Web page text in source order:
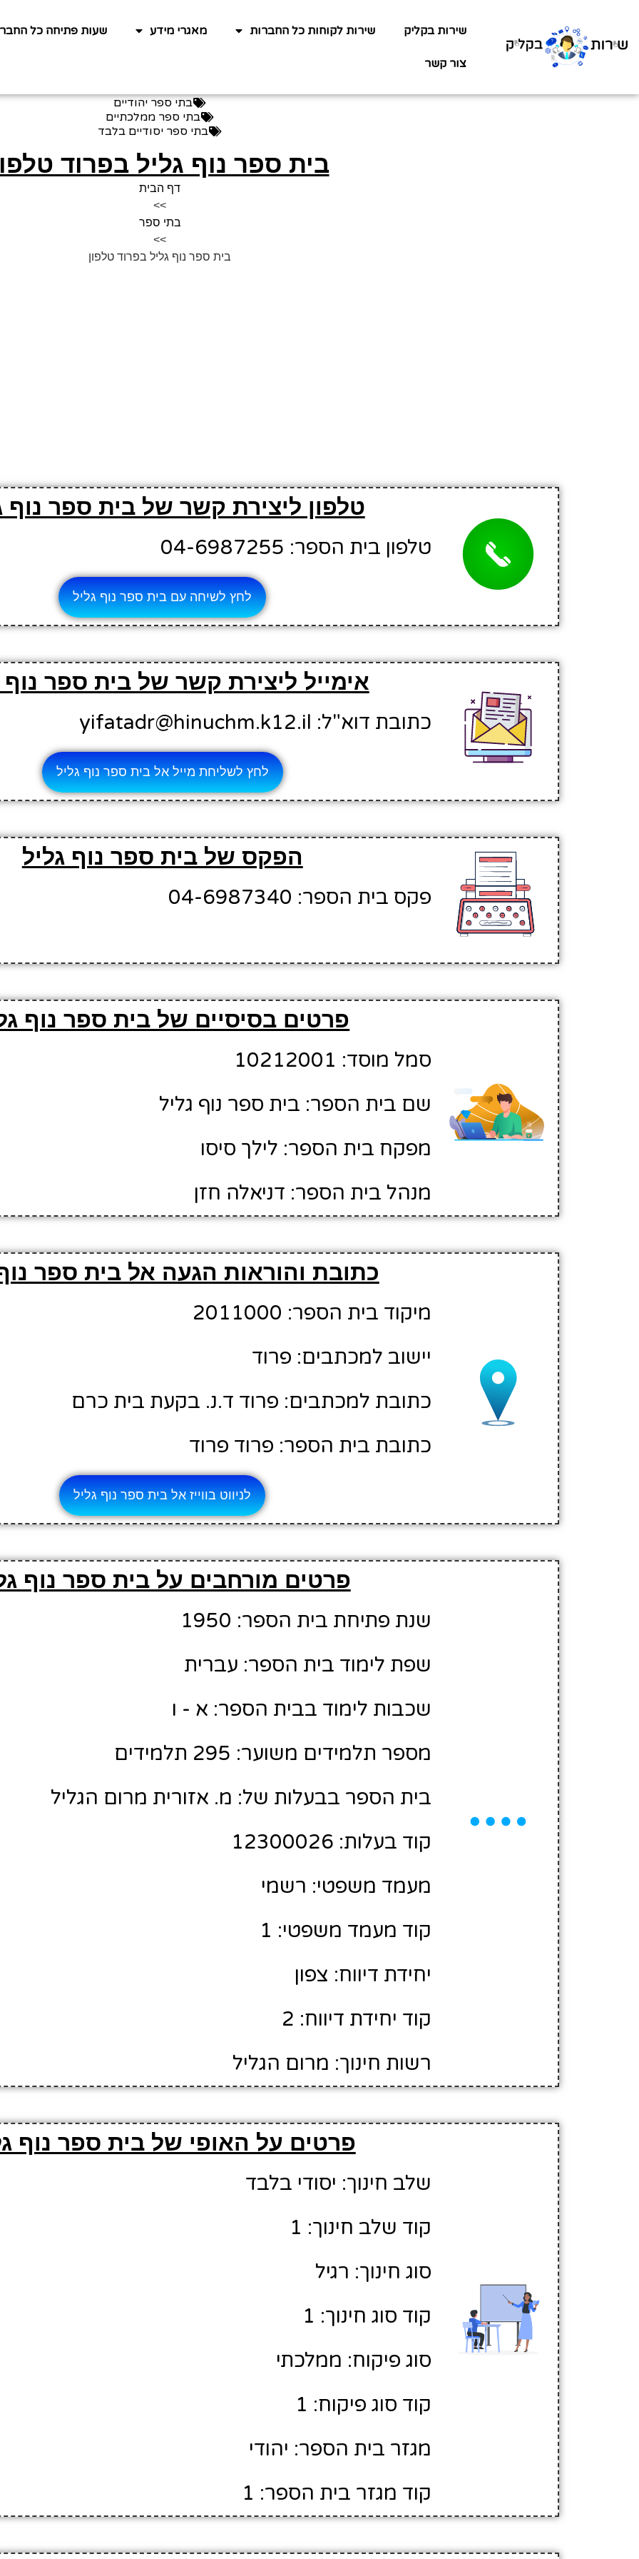
שירות בקליק שירות לקוחות כל החברות מאגרי מידע שעות פתיחה כל
צור קשר
בתי ספר יהודיים
בתי ספר ממלכתיים
בתי ספר יסודיים בלבד
בית ספר נוף גליל בפרוד
דף הבית
>>
בתי ספר
>>
בית ספר נוף גליל בפרוד טלפון
טלפון ליצירת קשר של בית ספר נוף
טלפון בית הספר: 04-6987255
לחץ לשיחה עם בית ספר נוף גליל
אימייל ליצירת קשר של בית ספר נוף
כתובת דוא"ל: yifatadr@hinuchm.k12.il
לחץ לשליחת מייל אל בית ספר נוף גליל
הפקס של בית ספר נוף גליל
פקס בית הספר: 04-6987340
פרטים בסיסיים של בית ספר נוף
סמל מוסד: 10212001
שם בית הספר: בית ספר נוף גליל
מפקח בית הספר: לילך סיסו
מנהל בית הספר: דניאלה חזן
כתובת והוראות הגעה אל בית ספר
מיקוד בית הספר: 2011000
יישוב למכתבים: פרוד
כתובת למכתבים: פרוד ד.נ. בקעת בית כרם
כתובת בית הספר: פרוד פרוד
לניווט בווייז אל בית ספר נוף גליל
פרטים מורחבים על בית ספר נוף
שנת פתיחת בית הספר: 1950
שפת לימוד בית הספר: עברית
שכבות לימוד בבית הספר: א - ו
מספר תלמידים משוער: 295 תלמידים
בית הספר בבעלות של: מ. אזורית מרום הגליל
קוד בעלות: 12300026
מעמד משפטי: רשמי
קוד מעמד משפטי: 1
יחידת דיווח: צפון
קוד יחידת דיווח: 2
רשות חינוך: מרום הגליל
פרטים על האופי של בית ספר נוף
שלב חינוך: יסודי בלבד
קוד שלב חינוך: 1
סוג חינוך: רגיל
קוד סוג חינוך: 1
סוג פיקוח: ממלכתי
קוד סוג פיקוח: 1
מגזר בית הספר: יהודי
קוד מגזר בית הספר: 1